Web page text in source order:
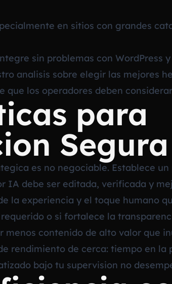
en sitios con grandes
sin problemas con WordPress
analisis sobre elegir las mejores
que los operadores deben
para
Segura
es no negociable. Establece
IA debe ser editada, verificada y
la experiencia y el toque humano
o si fortalece la
menos contenido de alto valor que
rendimiento de cerca: tiempo en la
bajo tu supervision no